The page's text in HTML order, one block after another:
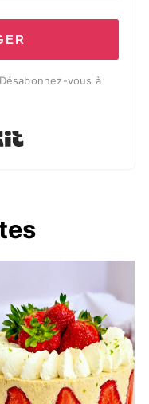
vous à
Built with Kit